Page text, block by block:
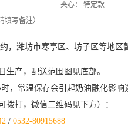
夹心： 特定款
填写备注）
，潍坊市寒亭区、坊子区等地
生产，配送范围图见底部。
，常温保存会引起奶油融化影响
拨打，微信二维码见下方）
：
/ 0532-80915688